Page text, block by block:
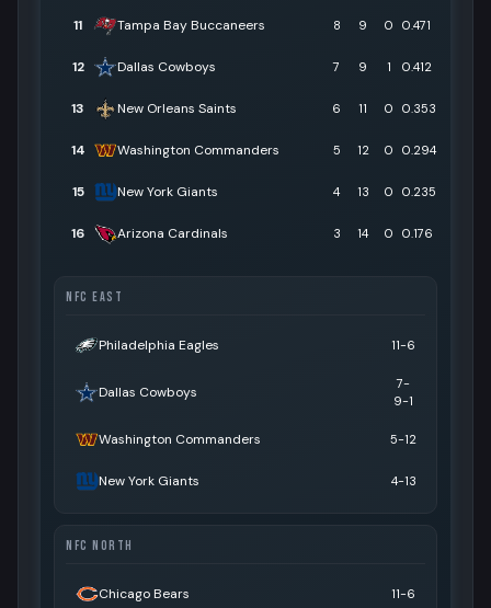
11 Tampa Bay Buccaneers 8 9 0 0.471
12 Dallas Cowboys 7 9 1 0.412
13 New Orleans Saints 6 11 0 0.353
14 Washington Commanders 5 12 0 0.294
15 New York Giants 4 13 0 0.235
16 Arizona Cardinals 3 14 0 0.176
NFC EAST
Philadelphia Eagles 11-6
Dallas Cowboys
7-
9-1
Washington Commanders 5-12
New York Giants 4-13
NFC NORTH
Chicago Bears 11-6